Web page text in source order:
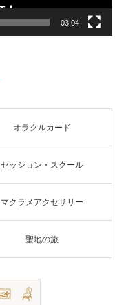
03:04
オラクルカード
セッション・スクール
マクラメアクセサリー
聖地の旅